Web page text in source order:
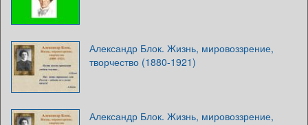
Александр Блок. Жизнь, мировоззрение,
творчество (1880-1921)
Александр Блок. Жизнь, мировоззрение,